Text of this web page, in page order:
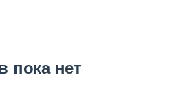
пока нет